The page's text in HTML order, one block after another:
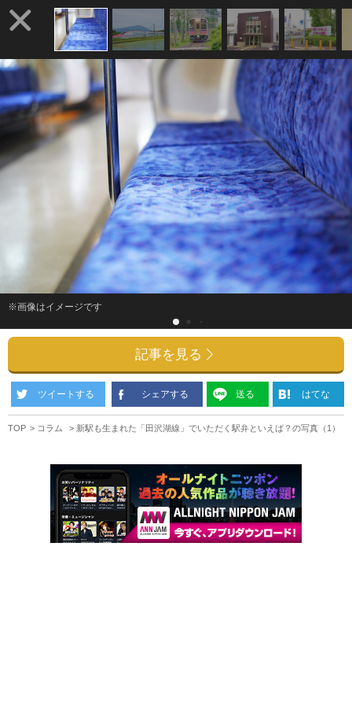
※画像はイメージです
記事を見る
ツイートする シェアする 送る はてな
TOP コラム 新駅も生まれた「田沢湖線」でいただく駅弁といえば？の写真（1）